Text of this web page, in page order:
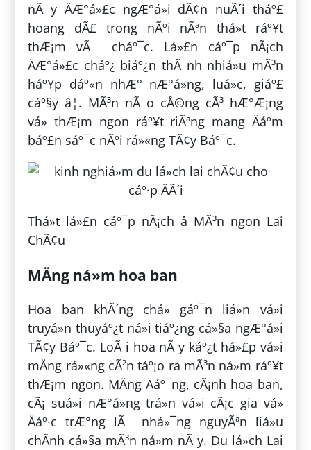
nÃ y ÄÆ°á»£c ngÆ°á»i dÃ¢n nuÃ´i tháº£
hoang dÃ£ trong nÃºi nÃªn thá»t ráº¥t
thÆ¡m vÃ cháº¯c. Lá»£n cáº¯p nÃ¡ch
ÄÆ°á»£c cháº¿ biáº¿n thÃ nh nhiá»u mÃ³n
háº¥p dáº«n nhÆ° nÆ°á»ng, luá»c, giáº£
cáº§y â¦. MÃ³n nÃ o cÅ©ng cÃ³ hÆ°Æ¡ng
vá» thÆ¡m ngon ráº¥t riÃªng mang Äáº­m
báº£n sáº¯c nÃºi rá»«ng TÃ¢y Báº¯c.
Thá»t lá»£n cáº¯p nÃ¡ch â MÃ³n ngon Lai
ChÃ¢u
MÄng ná»m hoa ban
Hoa ban khÃ´ng chá» gáº¯n liá»n vá»i
truyá»n thuyáº¿t ná»i tiáº¿ng cá»§a ngÆ°á»i
TÃ¢y Báº¯c. LoÃ i hoa nÃ y káº¿t há»£p vá»i
mÄng rá»«ng cÃ²n táº¡o ra mÃ³n ná»m ráº¥t
thÆ¡m ngon. MÄng Äáº¯ng, cÃ¡nh hoa ban,
cÃ¡ suá»i nÆ°á»ng trá»n vá»i cÃ¡c gia vá»
Äáº·c trÆ°ng lÃ nhá»¯ng nguyÃªn liá»u
chÃ­nh cá»§a mÃ³n ná»m nÃ y. Du lá»ch Lai